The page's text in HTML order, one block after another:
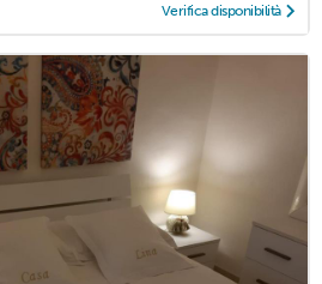
Verifica disponibilità